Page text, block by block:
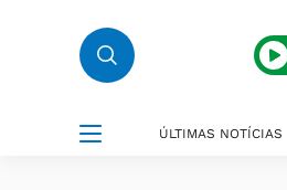
ÚLTIMAS NOTÍCIAS